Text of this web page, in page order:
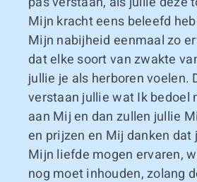
Mijn kracht eens beleefd
Mijn nabijheid eenmaal zo
dat elke soort van zwakte
jullie je als herboren voelen.
verstaan jullie wat Ik bedoel
aan Mij en dan zullen jullie
en prijzen en Mij danken
Mijn liefde mogen ervaren,
nog moet inhouden, zolang